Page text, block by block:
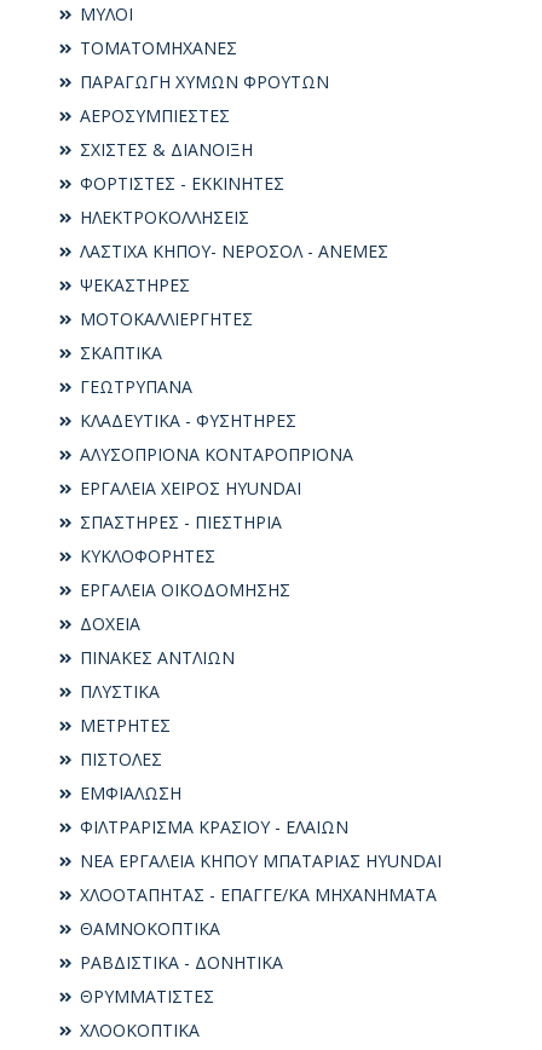
ΜΥΛΟΙ
ΤΟΜΑΤΟΜΗΧΑΝΕΣ
ΠΑΡΑΓΩΓΗ ΧΥΜΩΝ ΦΡΟΥΤΩΝ
ΑΕΡΟΣΥΜΠΙΕΣΤΕΣ
ΣΧΙΣΤΕΣ & ΔΙΑΝΟΙΞΗ
ΦΟΡΤΙΣΤΕΣ - ΕΚΚΙΝΗΤΕΣ
ΗΛΕΚΤΡΟΚΟΛΛΗΣΕΙΣ
ΛΑΣΤΙΧΑ ΚΗΠΟΥ- ΝΕΡΟΣΟΛ - ΑΝΕΜΕΣ
ΨΕΚΑΣΤΗΡΕΣ
ΜΟΤΟΚΑΛΛΙΕΡΓΗΤΕΣ
ΣΚΑΠΤΙΚΑ
ΓΕΩΤΡΥΠΑΝΑ
ΚΛΑΔΕΥΤΙΚΑ - ΦΥΣΗΤΗΡΕΣ
ΑΛΥΣΟΠΡΙΟΝΑ ΚΟΝΤΑΡΟΠΡΙΟΝΑ
ΕΡΓΑΛΕΙΑ ΧΕΙΡΟΣ HYUNDAI
ΣΠΑΣΤΗΡΕΣ - ΠΙΕΣΤΗΡΙΑ
ΚΥΚΛΟΦΟΡΗΤΕΣ
ΕΡΓΑΛΕΙΑ ΟΙΚΟΔΟΜΗΣΗΣ
ΔΟΧΕΙΑ
ΠΙΝΑΚΕΣ ΑΝΤΛΙΩΝ
ΠΛΥΣΤΙΚΑ
ΜΕΤΡΗΤΕΣ
ΠΙΣΤΟΛΕΣ
ΕΜΦΙΑΛΩΣΗ
ΦΙΛΤΡΑΡΙΣΜΑ ΚΡΑΣΙΟΥ - ΕΛΑΙΩΝ
ΝΕΑ ΕΡΓΑΛΕΙΑ ΚΗΠΟΥ ΜΠΑΤΑΡΙΑΣ HYUNDAI
ΧΛΟΟΤΑΠΗΤΑΣ - ΕΠΑΓΓΕ/ΚΑ ΜΗΧΑΝΗΜΑΤΑ
ΘΑΜΝΟΚΟΠΤΙΚΑ
ΡΑΒΔΙΣΤΙΚΑ - ΔΟΝΗΤΙΚΑ
ΘΡΥΜΜΑΤΙΣΤΕΣ
ΧΛΟΟΚΟΠΤΙΚΑ